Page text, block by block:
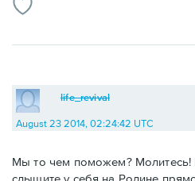
life_revival
August 23 2014, 02:24:42 UTC
Мы то чем поможем? Молитесь!